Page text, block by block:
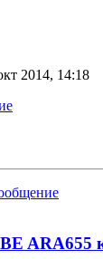
2014, 14:18
ARA655